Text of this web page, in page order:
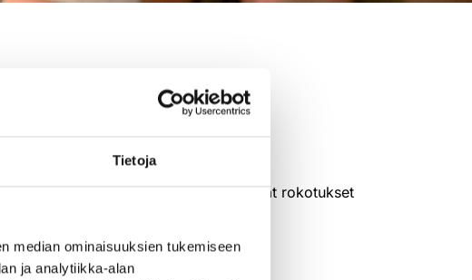
Tietoja
median ominaisuuksien tukemiseen
ja analytiikka-alan
rokotusohjelmaan kuuluvat rokotukset
täydennetään